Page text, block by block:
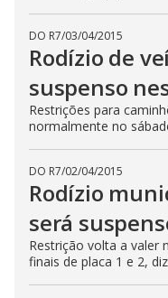
DO R7/03/04/2015
Rodízio de
suspenso
Restrições para
normalmente no
DO R7/02/04/2015
Rodízio
será
Restrição volta a valer
finais de placa 1 e 2,